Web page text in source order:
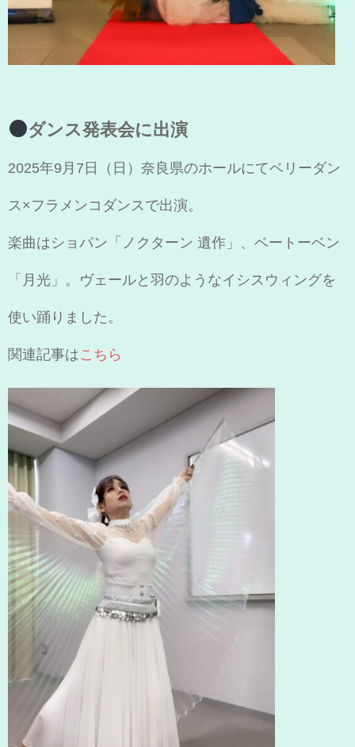
ダンス発表会に出演
2025年9月7日（日）奈良県のホールにてベリーダン
ス×フラメンコダンスで出演。
楽曲はショパン「ノクターン 遺作」、ベートーベン
「月光」。ヴェールと羽のようなイシスウィングを
使い踊りました。
関連記事はこちら